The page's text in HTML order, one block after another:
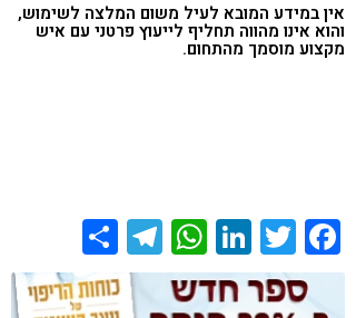
אין במידע המובא לעיל משום המלצה לשימוש,
והוא אינו מהווה תחליף לייעוץ פרטני עם איש
מקצוע מוסמך מהתחום.
Facebook
Twitter
LinkedIn
WhatsApp
Telegram